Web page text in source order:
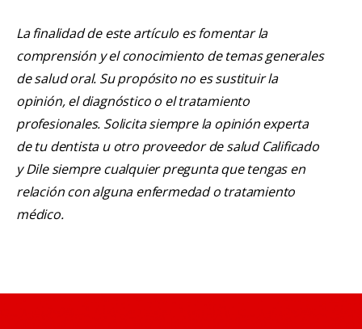
La finalidad de este artículo es fomentar la
comprensión y el conocimiento de temas generales
de salud oral. Su propósito no es sustituir la
opinión, el diagnóstico o el tratamiento
profesionales. Solicita siempre la opinión experta
de tu dentista u otro proveedor de salud Calificado
y Dile siempre cualquier pregunta que tengas en
relación con alguna enfermedad o tratamiento
médico.